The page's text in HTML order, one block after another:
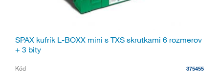
SPAX kufrík L-BOXX mini s TXS skrutkami 6 rozmerov
+ 3 bity
Kód 375455